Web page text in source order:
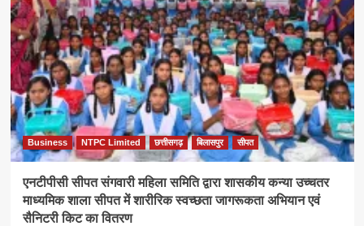
Business NTPC Limited छत्तीसगढ़ बिलासपुर सीपत
एनटीपीसी सीपत संगवारी महिला समिति द्वारा शासकीय कन्या उच्चतर
माध्यमिक शाला सीपत में शारीरिक स्वच्छता जागरूकता अभियान एवं
सैनिटरी किट का वितरण